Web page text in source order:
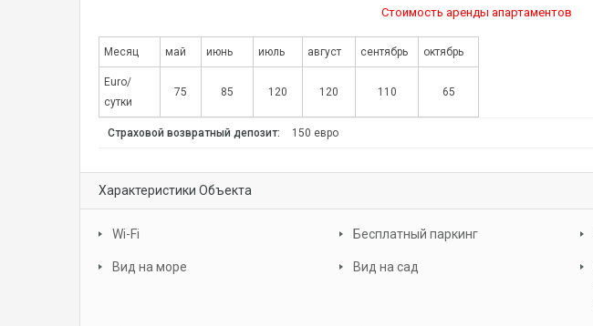
Стоимость аренды апартаментов
Месяц май июнь июль август сентябрь октябрь
Euro/
сутки
75 85 120 120 110 65
Страховой возвратный депозит: 150 евро
Характеристики Объекта
Wi-Fi Бесплатный паркинг
Вид на море Вид на сад